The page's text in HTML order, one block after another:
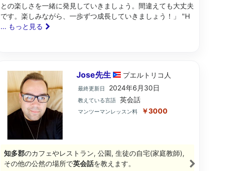
との楽しさを一緒に発見していきましょう。間違えても大丈夫
です。楽しみながら、一歩ずつ成長していきましょう！」 "H
... もっと見る
Jose先生 プエルトリコ 人
最終更新日 2024年6月30日
教えている言語 英会話
マンツーマンレッスン料 ￥3000
知多郡のカフェやレストラン, 公園, 生徒の自宅(家庭教師),
その他の公然の場所で英会話を教えます。